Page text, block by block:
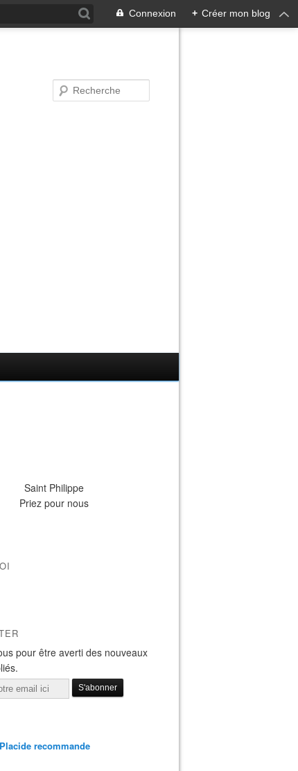
Connexion + Créer mon blog
Saint Philippe
Priez pour nous
pour être averti des nouveaux
recommande